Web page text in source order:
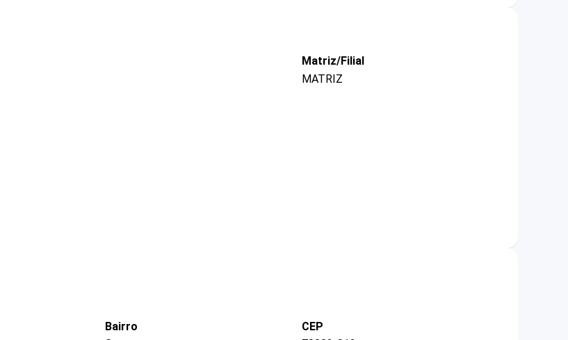
Matriz/Filial
MATRIZ
Bairro
CEP